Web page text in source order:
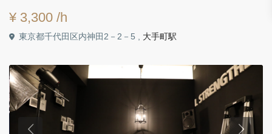
¥ 3,300/h
東京都千代田区内神田2－2－5 , 大手町駅